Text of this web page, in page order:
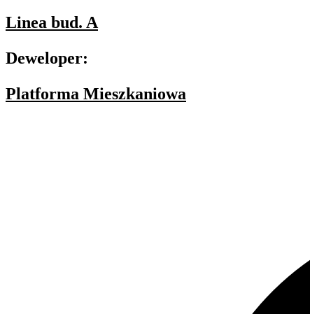
Linea bud. A
Deweloper:
Platforma Mieszkaniowa